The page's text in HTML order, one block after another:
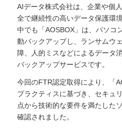
AIデータ株式会社は、企業や個
全で継続性の高いデータ保護環
中でも「AOSBOX」は、パソコ
動バックアップし、ランサムウ
障、人的ミスなどによるデータ
バックアップサービスです。
今回のFTR認定取得により、「
プラクティスに基づき、セキュ
点から技術的な要件を満たした
確認されました。